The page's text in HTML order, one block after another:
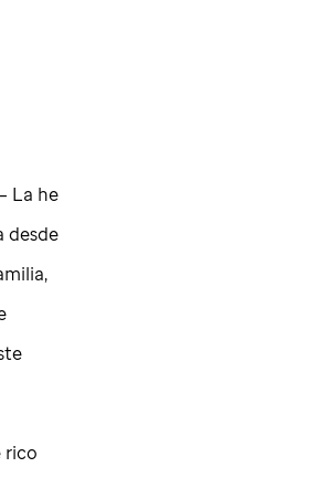
La he
desde
rico